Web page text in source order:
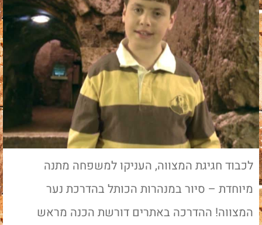
לכבוד חגיגת המצווה, העניקו למשפחה מתנה
מיוחדת – סיור במנהרות הכותל בהדרכת נער
המצווה! ההדרכה באתרים דורשת הכנה מראש